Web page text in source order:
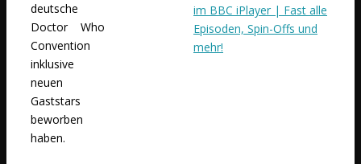
deutsche
Doctor Who
Convention
inklusive
neuen
Gaststars
beworben
haben.
im BBC iPlayer | Fast alle
Episoden, Spin-Offs und
mehr!